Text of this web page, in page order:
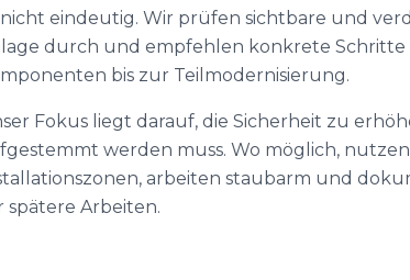
eindeutig. Wir prüfen sichtbare und
durch und empfehlen konkrete Schritte
bis zur Teilmodernisierung.
Fokus liegt darauf, die Sicherheit zu
werden muss. Wo möglich,
arbeiten staubarm und
spätere Arbeiten.